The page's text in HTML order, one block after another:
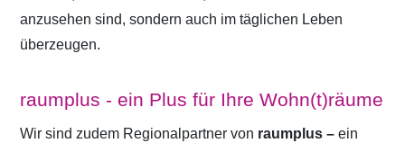
anzusehen sind, sondern auch im täglichen Leben
überzeugen.
raumplus - ein Plus für Ihre Wohn(t)räume
Wir sind zudem Regionalpartner von raumplus – ein